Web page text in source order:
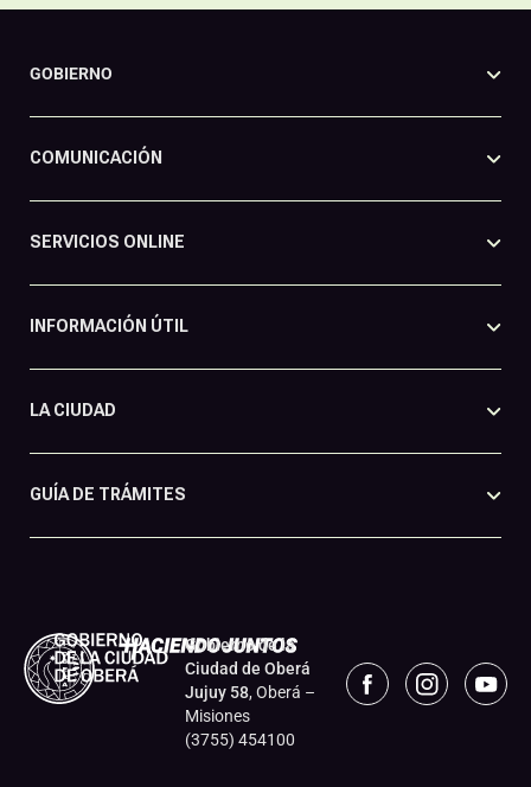
GOBIERNO
COMUNICACIÓN
SERVICIOS ONLINE
INFORMACIÓN ÚTIL
LA CIUDAD
GUÍA DE TRÁMITES
Gobierno de la
Ciudad de Oberá
Jujuy 58, Oberá –
Misiones
(3755) 454100